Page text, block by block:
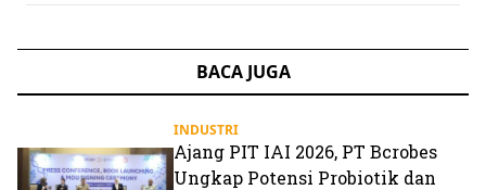
BACA JUGA
INDUSTRI
Ajang PIT IAI 2026, PT Bcrobes
Ungkap Potensi Probiotik dan